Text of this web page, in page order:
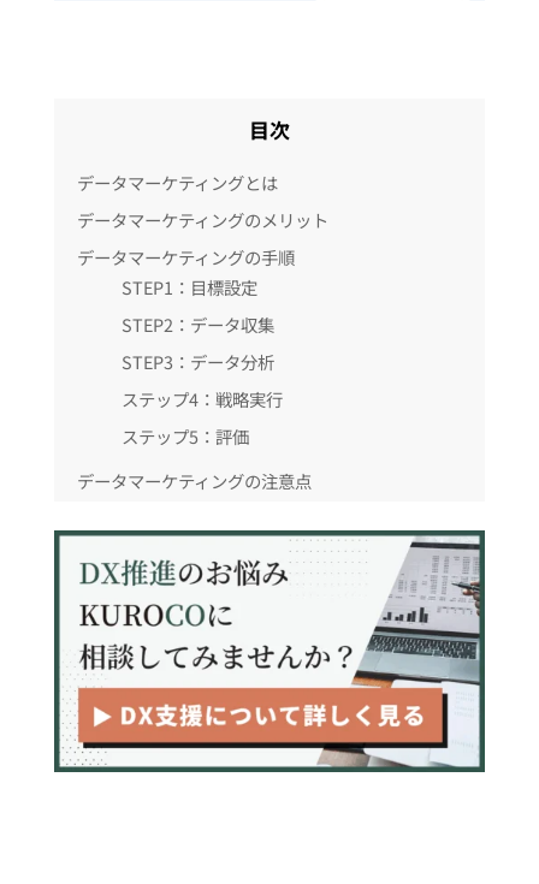
目次
データマーケティングとは
データマーケティングのメリット
データマーケティングの手順
STEP1：目標設定
STEP2：データ収集
STEP3：データ分析
ステップ4：戦略実行
ステップ5：評価
データマーケティングの注意点
例
事例1：在庫最適化によるリスク軽減
事例2：購買履歴にもとづくレコメンデーシ
ョン
事例3：サブスクサービスの離脱回避
まとめ